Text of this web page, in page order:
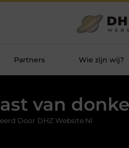
Partners Wie zijn wij?
van
Door DHZ Website.nl